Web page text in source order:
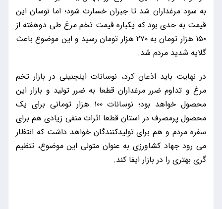
به سود مرغداران شد تا جبران خسارت شود؛ اما نوسان این
قیمت به حدی بود که یک‎باره قیمت تخم مرغ طی دوهفته از
۱۵۰ هزار تومان به ۲۷۰ هزار تومان رسید و این موضوع باعث
گلایه شدید مردم شد.
در نهایت باید اذعان کرد، نوسانات این‎چنینی در بازار تخم
مرغ و تداوم ضرر مرغداران قطعا به ضرر تولید و بازار این
محصول خواهد بود؛ نوسانات ۱۰۰ هزار تومانی برای یک
محصول پرمصرف در استان قطعا اثرات منفی زیادی هم برای
سفره مردم و هم برای تولیدکنندگان خواهد داشت که انتظار
می رود جهاد کشاورزی به عنوان متولی این موضوع، تنظیم